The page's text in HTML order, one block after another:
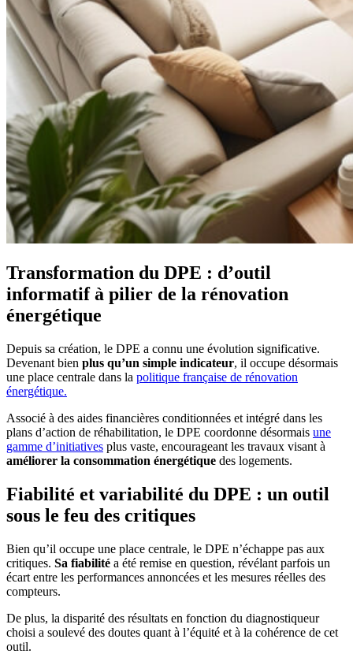
Transformation du DPE : d’outil
informatif à pilier de la rénovation
énergétique
Depuis sa création, le DPE a connu une évolution significative.
Devenant bien plus qu’un simple indicateur, il occupe désormais
une place centrale dans la politique française de rénovation
énergétique.
Associé à des aides financières conditionnées et intégré dans les
plans d’action de réhabilitation, le DPE coordonne désormais une
gamme d’initiatives plus vaste, encourageant les travaux visant à
améliorer la consommation énergétique des logements.
Fiabilité et variabilité du DPE : un outil
sous le feu des critiques
Bien qu’il occupe une place centrale, le DPE n’échappe pas aux
critiques. Sa fiabilité a été remise en question, révélant parfois un
écart entre les performances annoncées et les mesures réelles des
compteurs.
De plus, la disparité des résultats en fonction du diagnostiqueur
choisi a soulevé des doutes quant à l’équité et à la cohérence de cet
outil.